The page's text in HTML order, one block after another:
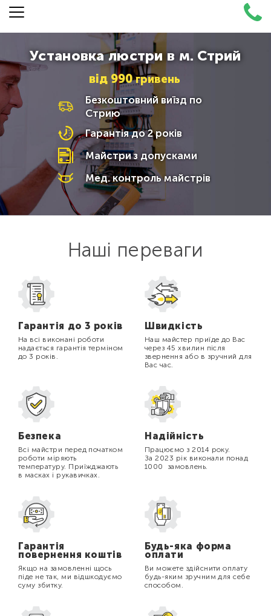
Установка люстри в м. Стрий
від 990 гривень
Безкоштовний виїзд по
Стрию
Гарантія до 2 років
Майстри з допусками
Мед. контроль майстрів
Наші переваги
Гарантія до 3 років
На всі виконані роботи
надається гарантія терміном
до 3 років.
Швидкість
Наш майстер приїде до Вас
через 45 хвилин після
звернення або в зручний для
Вас час.
Безпека
Всі майстри перед початком
роботи міряють
температуру. Приїжджають
в масках і рукавичках.
Надійність
Працюємо з 2014 року.
За 2023 рік виконали понад
1000 замовлень.
Гарантія
повернення коштів
Якщо на замовленні щось
піде не так, ми відшкодуємо
суму збитку.
Будь-яка форма
оплати
Ви можете здійснити оплату
будь-яким зручним для себе
способом.